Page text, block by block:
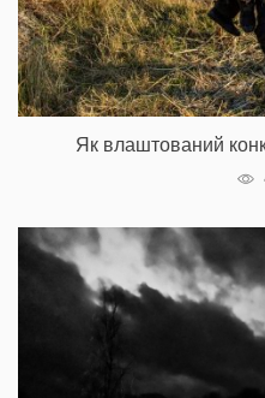
Як влаштований